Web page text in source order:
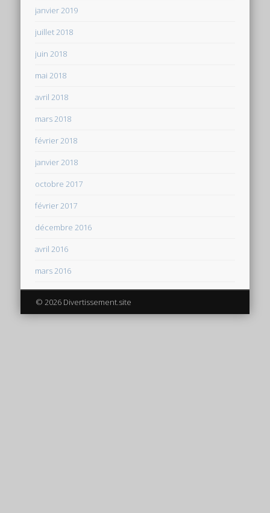
janvier 2019
juillet 2018
juin 2018
mai 2018
avril 2018
mars 2018
février 2018
janvier 2018
octobre 2017
février 2017
décembre 2016
avril 2016
mars 2016
© 2026 Divertissement.site